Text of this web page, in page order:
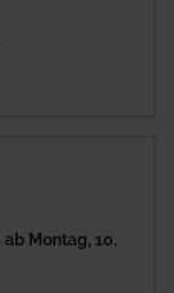
ab Montag, 10.